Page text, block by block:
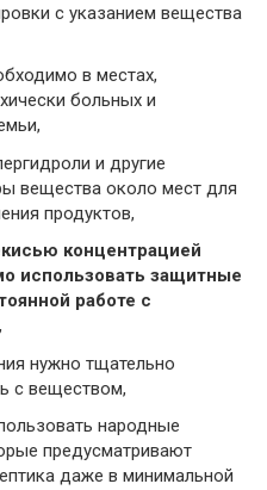
с указанием вещества
в местах,
больных и
и другие
вещества около мест для
продуктов,
концентрацией
использовать защитные
работе с
,
нужно тщательно
с веществом,
народные
предусматривают
даже в минимальной